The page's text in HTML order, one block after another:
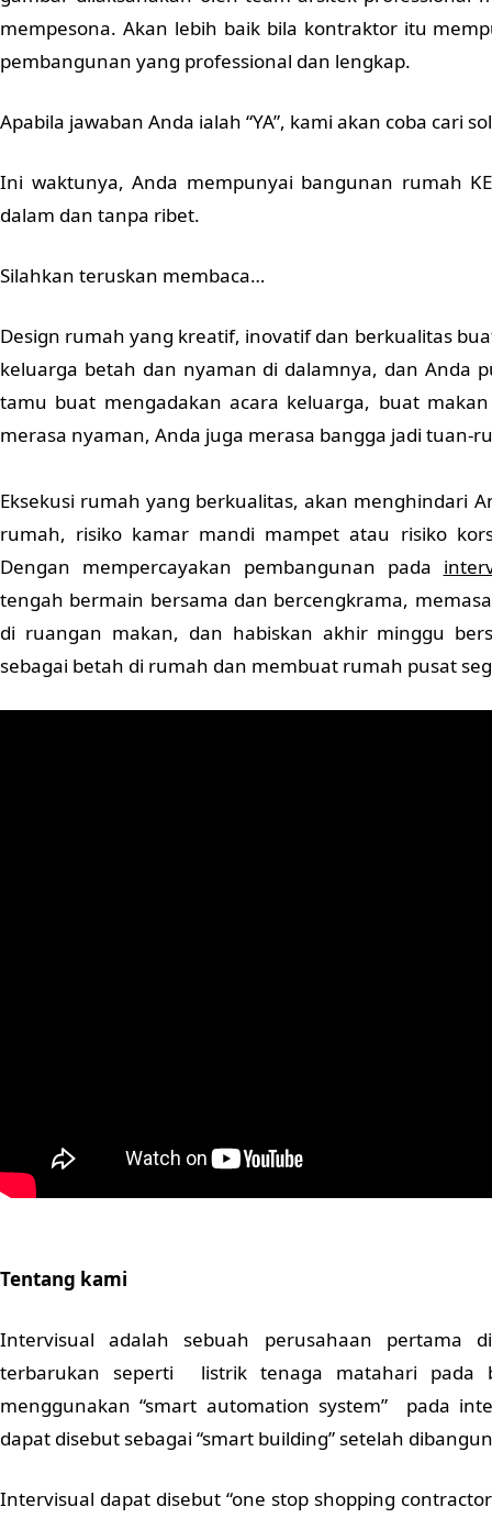
mempesona. Akan lebih baik bila kontraktor itu
pembangunan yang professional dan lengkap.
Apabila jawaban Anda ialah “YA”, kami akan coba cari
Ini waktunya, Anda mempunyai bangunan rumah
dalam dan tanpa ribet.
Silahkan teruskan membaca…
Design rumah yang kreatif, inovatif dan berkualitas
keluarga betah dan nyaman di dalamnya, dan Anda
tamu buat mengadakan acara keluarga, buat
merasa nyaman, Anda juga merasa bangga jadi tuan-
Eksekusi rumah yang berkualitas, akan menghindari
rumah, risiko kamar mandi mampet atau risiko
Dengan mempercayakan pembangunan pada
tengah bermain bersama dan bercengkrama,
di ruangan makan, dan habiskan akhir minggu
sebagai betah di rumah dan membuat rumah pusat
Tentang kami
Intervisual adalah sebuah perusahaan pertama
terbarukan seperti listrik tenaga matahari pada
menggunakan “smart automation system” pada
dapat disebut sebagai “smart building” setelah
Intervisual dapat disebut “one stop shopping